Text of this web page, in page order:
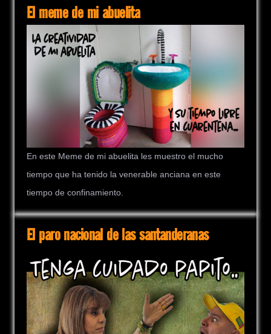
El meme de mi abuelita
En este Meme de mi abuelita les muestro el mucho
tiempo que ha tenido la venerable anciana en este
tiempo de confinamiento.
El paro nacional de las santanderanas